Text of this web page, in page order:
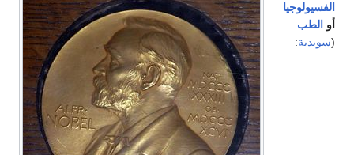
الفسيولوجيا
أو الطب
(سويدية: